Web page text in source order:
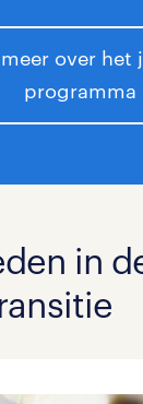
over het
programma
in